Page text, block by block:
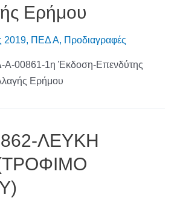
Ερήμου
2019, ΠΕΔ Α, Προδιαγραφές
Α-00861-1η Έκδοση-Επενδύτης
Ερήμου
ΛΕΥΚΗ